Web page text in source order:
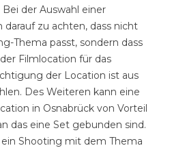
der Auswahl einer
zu achten, dass nicht
Thema passt, sondern dass
Filmlocation für das
der Location ist aus
Des Weiteren kann eine
in Osnabrück von Vorteil
das eine Set gebunden sind.
Shooting mit dem Thema